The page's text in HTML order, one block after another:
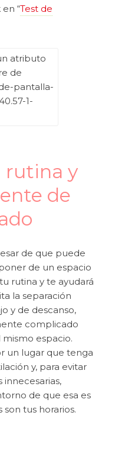
“Test de
rutina y
de
de que puede
de un espacio
rutina y te ayudará
la separación
y de descanso,
complicado
espacio.
un lugar que tenga
y, para evitar
de que esa es
tus horarios.